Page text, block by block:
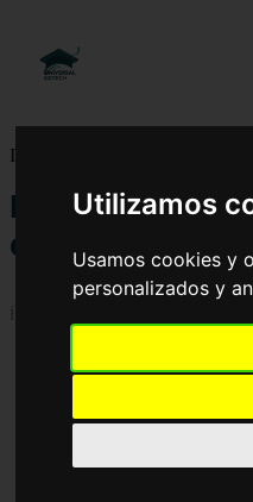
Utilizamos
Usamos cookies y
personalizados y
Inicio
Los Delitos
comunes
Introducción